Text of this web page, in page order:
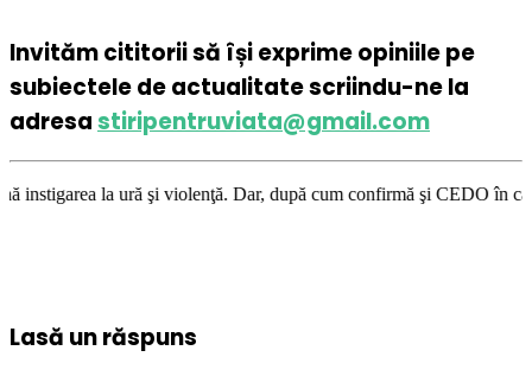
Invităm cititorii să își exprime opiniile pe
subiectele de actualitate scriindu-ne la
adresastiripentruviata@gmail.com
ură şi violenţă. Dar, după cum confirmă şi CEDO în cazul
Lasă un răspuns